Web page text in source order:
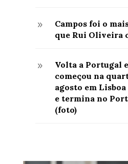
9
Campos foi o
que Rui Oliveira
9
Volta a Portugal
começou na
agosto em
e termina no
(foto)